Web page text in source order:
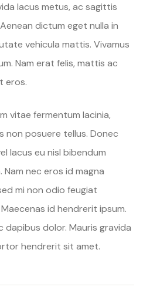
lacus metus, ac sagittis
dictum eget nulla in
vehicula mattis. Vivamus
Nam erat felis, mattis ac
eros.
vitae fermentum lacinia,
non posuere tellus. Donec
lacus eu nisl bibendum
nec eros id magna
mi non odio feugiat
id hendrerit ipsum.
dolor. Mauris gravida
hendrerit sit amet.